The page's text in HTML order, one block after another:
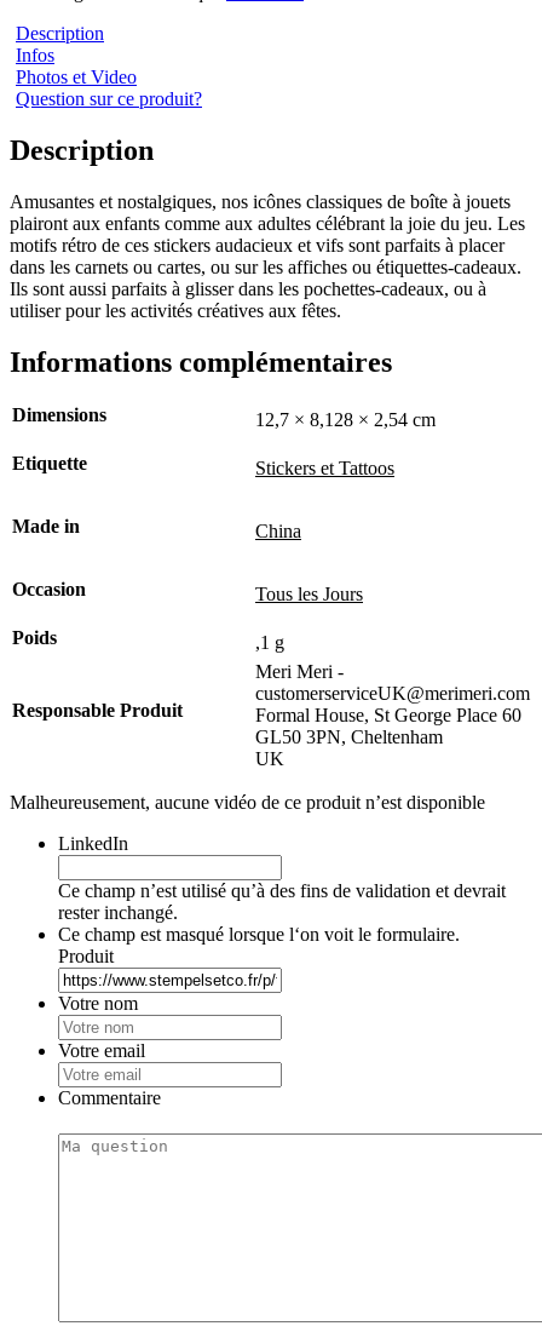
Description
Infos
Photos et Video
Question sur ce produit?
Description
Amusantes et nostalgiques, nos icônes classiques de boîte à jouets
plairont aux enfants comme aux adultes célébrant la joie du jeu. Les
motifs rétro de ces stickers audacieux et vifs sont parfaits à placer
dans les carnets ou cartes, ou sur les affiches ou étiquettes-cadeaux.
Ils sont aussi parfaits à glisser dans les pochettes-cadeaux, ou à
utiliser pour les activités créatives aux fêtes.
Informations complémentaires
Dimensions 12,7 × 8,128 × 2,54 cm
Etiquette Stickers et Tattoos
Made in China
Occasion Tous les Jours
Poids ,1 g
Responsable Produit
Meri Meri -
customerserviceUK@merimeri.com
Formal House, St George Place 60
GL50 3PN, Cheltenham
UK
Malheureusement, aucune vidéo de ce produit n’est disponible
LinkedIn
Ce champ n’est utilisé qu’à des fins de validation et devrait
rester inchangé.
Ce champ est masqué lorsque l‘on voit le formulaire.
Produit
Votre nom
Votre email
Commentaire